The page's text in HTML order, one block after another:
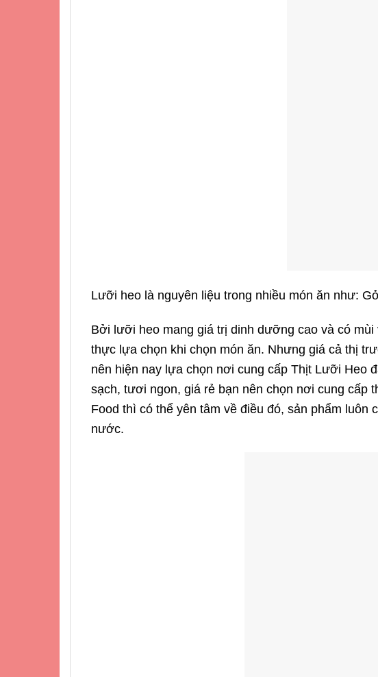
Lưỡi heo là nguyên liệu trong nhiều món ăn như:
Bởi lưỡi heo mang giá trị dinh dưỡng cao và có
thực lựa chọn khi chọn món ăn. Nhưng giá cả thị
nên hiện nay lựa chọn nơi cung cấp Thịt Lưỡi Heo
sạch, tươi ngon, giá rẻ bạn nên chọn nơi cung cấp
Food thì có thể yên tâm về điều đó, sản phẩm
nước.